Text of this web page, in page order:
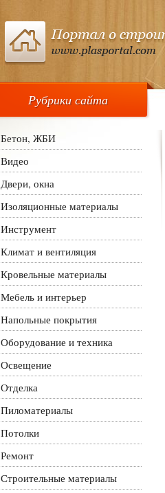
Рубрики сайта
Бетон, ЖБИ
Видео
Двери, окна
Изоляционные материалы
Инструмент
Климат и вентиляция
Кровельные материалы
Мебель и интерьер
Напольные покрытия
Оборудование и техника
Освещение
Отделка
Пиломатериалы
Потолки
Ремонт
Строительные материалы